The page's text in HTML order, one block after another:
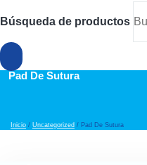
Búsqueda de productos
Pad De Sutura
Inicio / Uncategorized / Pad De Sutura